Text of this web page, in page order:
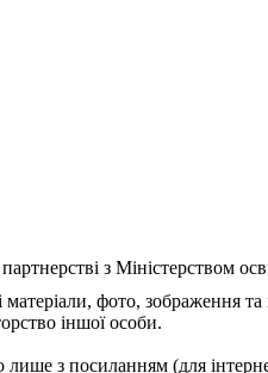
з Міністерством
фото, зображення
іншої особи.
лише з посиланням (для